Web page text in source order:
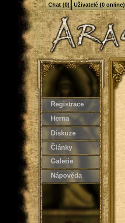
Registrace
Herna
Diskuze
Články
Galerie
Nápověda
Chat (0) Uživatelé (0 online)